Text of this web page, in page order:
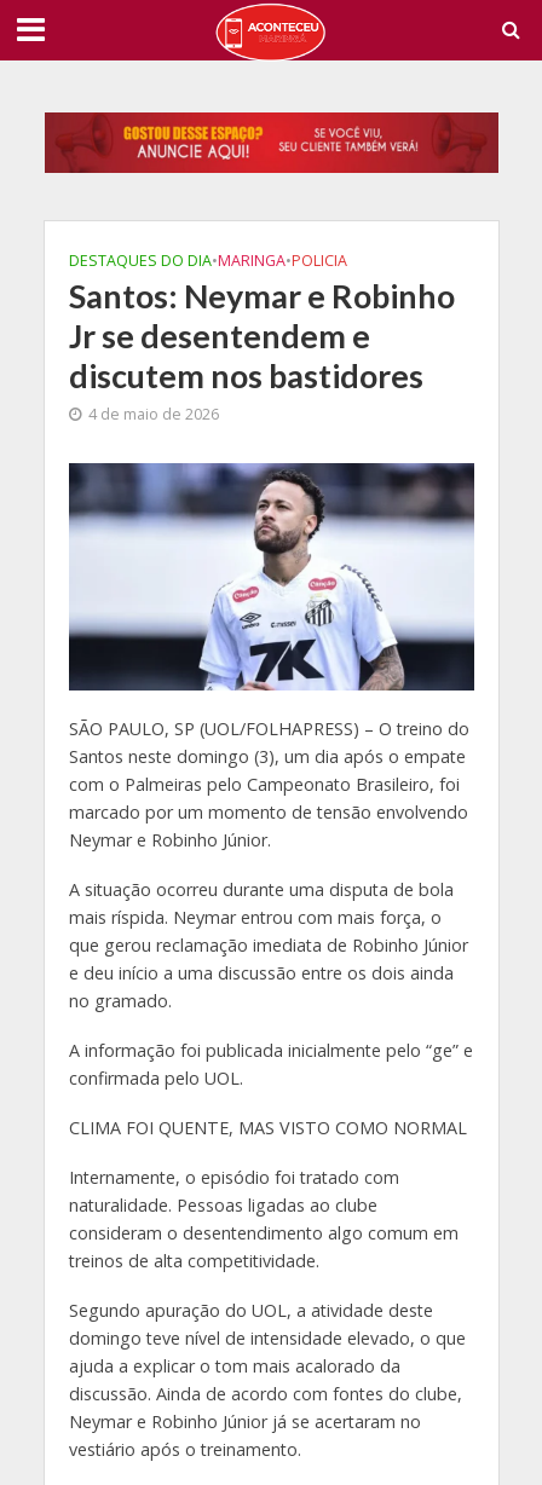
DESTAQUES DO DIA•MARINGA•POLICIA
Santos: Neymar e Robinho
Jr se desentendem e
discutem nos bastidores
4 de maio de 2026
SÃO PAULO, SP (UOL/FOLHAPRESS) – O treino do
Santos neste domingo (3), um dia após o empate
com o Palmeiras pelo Campeonato Brasileiro, foi
marcado por um momento de tensão envolvendo
Neymar e Robinho Júnior.
A situação ocorreu durante uma disputa de bola
mais ríspida. Neymar entrou com mais força, o
que gerou reclamação imediata de Robinho Júnior
e deu início a uma discussão entre os dois ainda
no gramado.
A informação foi publicada inicialmente pelo “ge” e
confirmada pelo UOL.
CLIMA FOI QUENTE, MAS VISTO COMO NORMAL
Internamente, o episódio foi tratado com
naturalidade. Pessoas ligadas ao clube
consideram o desentendimento algo comum em
treinos de alta competitividade.
Segundo apuração do UOL, a atividade deste
domingo teve nível de intensidade elevado, o que
ajuda a explicar o tom mais acalorado da
discussão. Ainda de acordo com fontes do clube,
Neymar e Robinho Júnior já se acertaram no
vestiário após o treinamento.